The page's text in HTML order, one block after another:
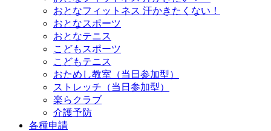
おとなフィットネス 汗かきたくない！
おとなスポーツ
おとなテニス
こどもスポーツ
こどもテニス
おためし教室（当日参加型）
ストレッチ（当日参加型）
楽らクラブ
介護予防
各種申請